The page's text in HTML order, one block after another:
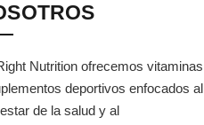
Nutrition ofrecemos vitaminas
deportivos enfocados al
de la salud y al